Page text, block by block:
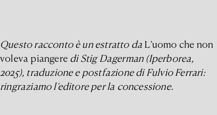
Questo racconto è un estratto da L’uomo che non
voleva piangeredi Stig Dagerman (Iperborea,
2025), traduzione e postfazione di Fulvio Ferrari:
ringraziamo l’editore per la concessione.